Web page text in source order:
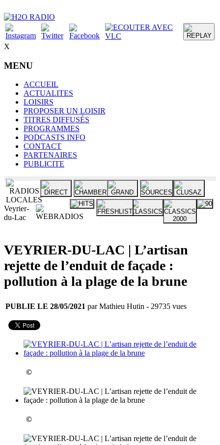
X
MENU
ACCUEIL
ACTUALITES
LOISIRS
PROPOSER UN LOISIR
TITRES DIFFUSÉS
PROGRAMMES
PODCASTS INFO
CONTACT
PARTENAIRES
PUBLICITE
Veyrier-
du-Lac
VEYRIER-DU-LAC | L’artisan
rejette de l’enduit de façade :
pollution à la plage de la brune
PUBLIE LE 28/05/2021 par Mathieu Hutin - 29735 vues
©
©